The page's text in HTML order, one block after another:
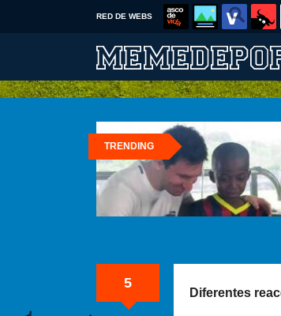
RED DE WEBS
TRENDING
5
Diferentes